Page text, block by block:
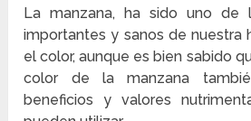
La manzana, ha sido uno de
importantes y sanos de nuestra
el color, aunque es bien sabido
color de la manzana
beneficios y valores